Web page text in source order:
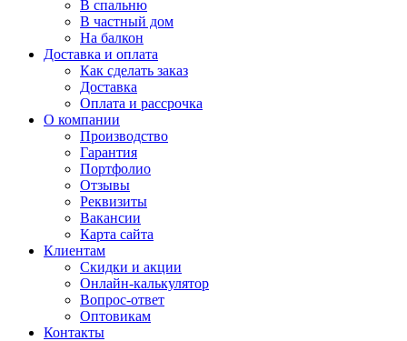
В спальню
В частный дом
На балкон
Доставка и оплата
Как сделать заказ
Доставка
Оплата и рассрочка
О компании
Производство
Гарантия
Портфолио
Отзывы
Реквизиты
Вакансии
Карта сайта
Клиентам
Скидки и акции
Онлайн-калькулятор
Вопрос-ответ
Оптовикам
Контакты